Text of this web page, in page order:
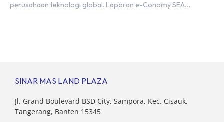
perusahaan teknologi global. Laporan e-Conomy SEA
SINAR MAS LAND PLAZA
Jl. Grand Boulevard BSD City, Sampora, Kec. Cisauk,
Tangerang, Banten 15345